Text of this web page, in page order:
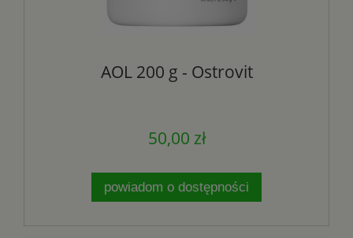
AOL 200 g - Ostrovit
50,00 zł
powiadom o dostępności